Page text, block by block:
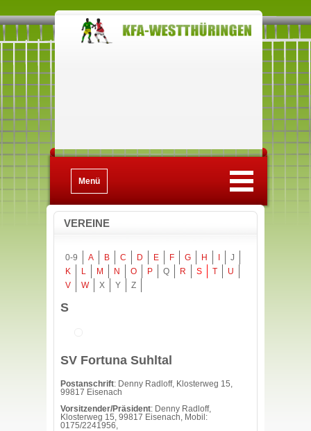
Menü
VEREINE
0-9 A B C D E F G H
J
K
L M N O P Q R S T
U
V
W X Y Z
S
SV Fortuna Suhltal
Postanschrift: Denny Radloff, Klosterweg 15,
99817 Eisenach
Vorsitzender/Präsident: Denny Radloff,
Klosterweg 15, 99817 Eisenach, Mobil:
0175/2241956,